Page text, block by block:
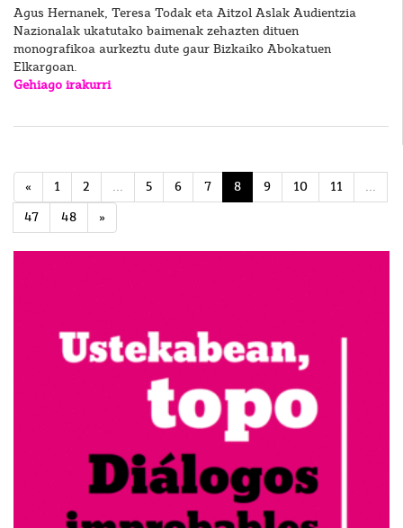
Agus Hernanek, Teresa Todak eta Aitzol Aslak Audientzia
Nazionalak ukatutako baimenak zehazten dituen
monografikoa aurkeztu dute gaur Bizkaiko Abokatuen
Elkargoan.
Gehiago irakurri
« 1 2 ... 5 6 7 8 9 10 11
...
47
48 »